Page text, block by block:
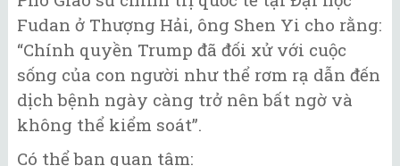
Fudan ở Thượng Hải, ông Shen Yi cho rằng:
“Chính quyền Trump đã đối xử với cuộc
sống của con người như thể rơm rạ dẫn đến
dịch bệnh ngày càng trở nên bất ngờ và
không thể kiểm soát”.
Có thể bạn quan tâm: